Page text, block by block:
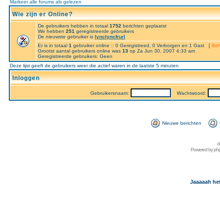
Markeer alle forums als gelezen
Wie zijn er Online?
De gebruikers hebben in totaal 1752 berichten geplaatst
We hebben 251 geregistreerde gebruikers
De nieuwste gebruiker is lynclyncfrurl
Er is in totaal 1 gebruiker online :: 0 Geregistreed, 0 Verborgen en 1 Gast [
Grootst aantal gebruikers online was 13 op Za Jun 30, 2007 4:33 am
Geregistreerde gebruikers: Geen
Deze lijst geeft de gebruikers weer die actief waren in de laatste 5 minuten
Inloggen
Gebruikersnaam: Wachtwoord:
Nieuwe berichten
Powered by
Jaaaaah